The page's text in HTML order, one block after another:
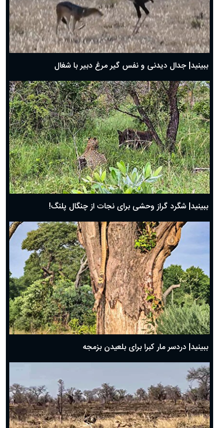
دعای روز دوم ماه مبارک رمضان ۱ اسفند ماه ۱۴۰۴
دعای روز اول ماه مبارک رمضان، ۳۰ بهمن ۱۴۰۴
حضرت زینب(س) چگونه از دنیا رفت؟
بهترین پیامک تبریک روز پدر ۱۴۰۴؛ جملات زیبا و صمیمانه
ببینید| جدال دیدنی و نفس گیر مرغ دبیر با شغال
ببینید| شگرد گراز وحشی برای نجات از چنگال پلنگ!
ببینید| دردسر مار کبرا برای بلعیدن بزمجه